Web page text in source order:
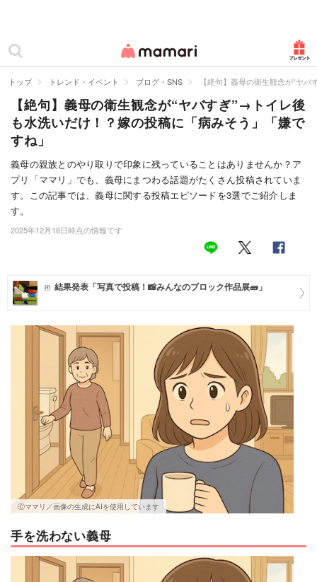
ママリ
カテゴリー一覧
妊娠
出産
赤ちゃん・育児
子育て・家族
お仕事
マネー
トレンド・イベント
トップ トレンド・イベント ブログ・SNS 【絶句】義母の衛生観念が“ヤ
【絶句】義母の衛生観念が“ヤバすぎ”→トイレ後
も水洗いだけ！？嫁の投稿に「病みそう」「嫌で
すね」
義母の親族とのやり取りで印象に残っていることはありませんか？ア
プリ「ママリ」でも、義母にまつわる話題がたくさん投稿されていま
す。この記事では、義母に関する投稿エピソードを3選でご紹介しま
す。
2025年12月18日時点の情報です
結果発表「写真で投稿！📸みんなのブロック作品展🧱」
Ⓒママリ／画像の生成にAIを使用しています
手を洗わない義母